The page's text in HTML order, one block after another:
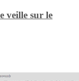
veille sur le